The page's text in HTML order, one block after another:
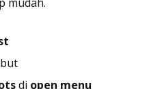
di open menu